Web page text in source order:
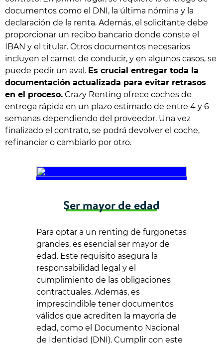
documentos como el DNI, la última nómina y la
declaración de la renta. Además, el solicitante debe
proporcionar un recibo bancario donde conste el
IBAN y el titular. Otros documentos necesarios
incluyen el carnet de conducir, y en algunos casos, se
puede pedir un aval. Es crucial entregar toda la
documentación actualizada para evitar retrasos
en el proceso. Crazy Renting ofrece coches de
entrega rápida en un plazo estimado de entre 4 y 6
semanas dependiendo del proveedor. Una vez
finalizado el contrato, se podrá devolver el coche,
refinanciar o cambiarlo por otro.
Ser mayor de edad
Para optar a un renting de furgonetas
grandes, es esencial ser mayor de
edad. Este requisito asegura la
responsabilidad legal y el
cumplimiento de las obligaciones
contractuales. Además, es
imprescindible tener documentos
válidos que acrediten la mayoría de
edad, como el Documento Nacional
de Identidad (DNI). Cumplir con este